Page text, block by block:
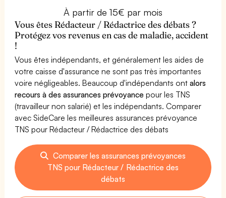
À partir de 15€ par mois
Vous êtes Rédacteur / Rédactrice des débats ?
Protégez vos revenus en cas de maladie, accident
!
Vous êtes indépendants, et généralement les aides de
votre caisse d'assurance ne sont pas très importantes
voire négligeables. Beaucoup d'indépendants ontalors
recours à des assurances prévoyance pour les TNS
(travailleur non salarié) et les indépendants. Comparer
avec SideCare les meilleures assurances prévoyance
TNS pour Rédacteur / Rédactrice des débats
Comparer les assurances prévoyances
TNS pour Rédacteur / Rédactrice des
débats